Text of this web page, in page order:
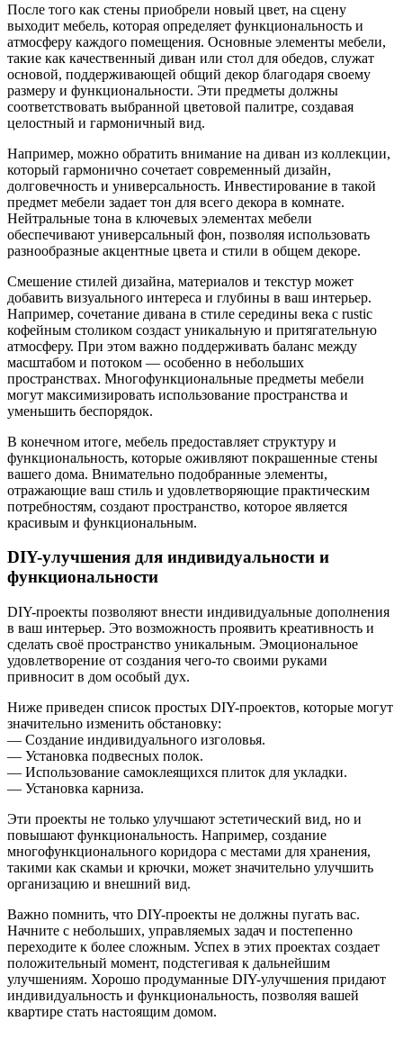
После того как стены приобрели новый цвет, на сцену
выходит мебель, которая определяет функциональность и
атмосферу каждого помещения. Основные элементы мебели,
такие как качественный диван или стол для обедов, служат
основой, поддерживающей общий декор благодаря своему
размеру и функциональности. Эти предметы должны
соответствовать выбранной цветовой палитре, создавая
целостный и гармоничный вид.
Например, можно обратить внимание на диван из коллекции,
который гармонично сочетает современный дизайн,
долговечность и универсальность. Инвестирование в такой
предмет мебели задает тон для всего декора в комнате.
Нейтральные тона в ключевых элементах мебели
обеспечивают универсальный фон, позволяя использовать
разнообразные акцентные цвета и стили в общем декоре.
Смешение стилей дизайна, материалов и текстур может
добавить визуального интереса и глубины в ваш интерьер.
Например, сочетание дивана в стиле середины века с rustic
кофейным столиком создаст уникальную и притягательную
атмосферу. При этом важно поддерживать баланс между
масштабом и потоком — особенно в небольших
пространствах. Многофункциональные предметы мебели
могут максимизировать использование пространства и
уменьшить беспорядок.
В конечном итоге, мебель предоставляет структуру и
функциональность, которые оживляют покрашенные стены
вашего дома. Внимательно подобранные элементы,
отражающие ваш стиль и удовлетворяющие практическим
потребностям, создают пространство, которое является
красивым и функциональным.
DIY-улучшения для индивидуальности и
функциональности
DIY-проекты позволяют внести индивидуальные дополнения
в ваш интерьер. Это возможность проявить креативность и
сделать своё пространство уникальным. Эмоциональное
удовлетворение от создания чего-то своими руками
привносит в дом особый дух.
Ниже приведен список простых DIY-проектов, которые могут
значительно изменить обстановку:
— Создание индивидуального изголовья.
— Установка подвесных полок.
— Использование самоклеящихся плиток для укладки.
— Установка карниза.
Эти проекты не только улучшают эстетический вид, но и
повышают функциональность. Например, создание
многофункционального коридора с местами для хранения,
такими как скамьи и крючки, может значительно улучшить
организацию и внешний вид.
Важно помнить, что DIY-проекты не должны пугать вас.
Начните с небольших, управляемых задач и постепенно
переходите к более сложным. Успех в этих проектах создает
положительный момент, подстегивая к дальнейшим
улучшениям. Хорошо продуманные DIY-улучшения придают
индивидуальность и функциональность, позволяя вашей
квартире стать настоящим домом.